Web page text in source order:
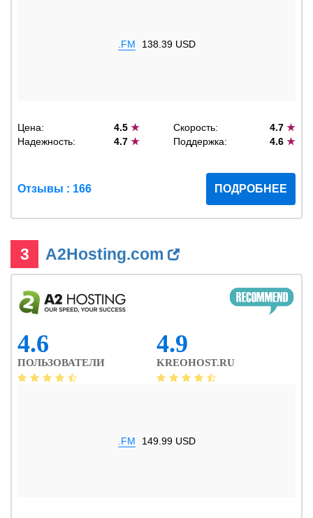
.FM 138.39 USD
Цена: 4.5★ Скорость: 4.7 ★
Надежность:
4.7★ Поддержка: 4.6 ★
Отзывы : 166 ПОДРОБНЕЕ
3 A2Hosting.com
4.6
ПОЛЬЗОВАТЕЛИ
4.9
KREOHOST.RU
.FM 149.99 USD